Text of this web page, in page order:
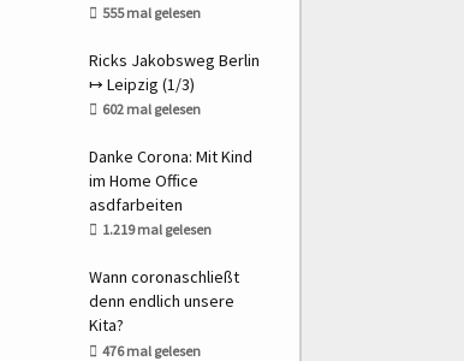
555 mal gelesen
Ricks Jakobsweg Berlin
↦ Leipzig (1/​3)
602 mal gelesen
Danke Corona: Mit Kind
im Home Office
asdfarbeiten
1.219 mal gelesen
Wann coronaschließt
denn endlich unsere
Kita?
476 mal gelesen